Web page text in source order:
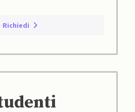
Richiedi